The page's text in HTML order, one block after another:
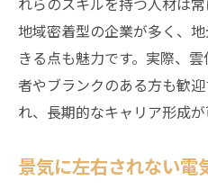
地域密着型の企業が多く、
きる点も魅力です。実際、
者やブランクのある方も歓
れ、長期的なキャリア形成が
景気に左右されない電